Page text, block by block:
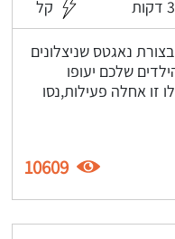
קל
נאגטס שניצלונים
שלכם יעופו
זו אחלה פעילות,נסו
10609